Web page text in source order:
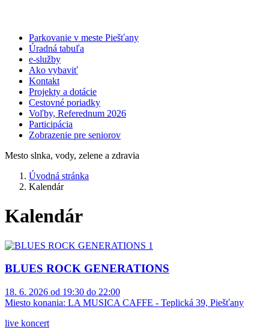
Parkovanie v meste Piešťany
Úradná tabuľa
e-služby
Ako vybaviť
Kontakt
Projekty a dotácie
Cestovné poriadky
Voľby, Referednum 2026
Participácia
Zobrazenie pre seniorov
Mesto slnka, vody, zelene a zdravia
Úvodná stránka
Kalendár
Kalendár
BLUES ROCK GENERATIONS
18. 6. 2026 od 19:30 do 22:00
Miesto konania: LA MUSICA CAFFE - Teplická 39, Piešťany
live koncert